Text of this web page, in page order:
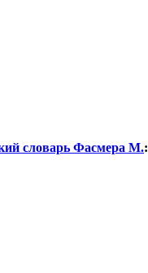
словарь Фасмера М.: